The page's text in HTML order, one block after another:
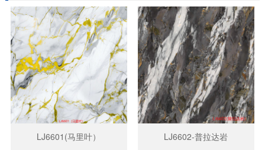
LJ6601(马里叶） LJ6602-普拉达岩